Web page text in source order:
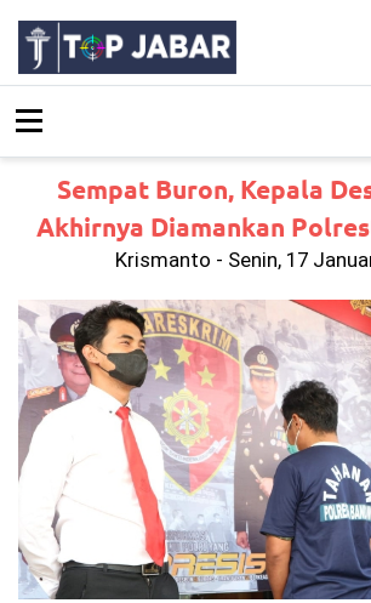
p
c
Ti
ga
Bu
la
n
Be
rl
al
u,
Ka
su
Sempat Buron, Kepala
Akhirnya Diamankan
Krismanto - Senin, 17